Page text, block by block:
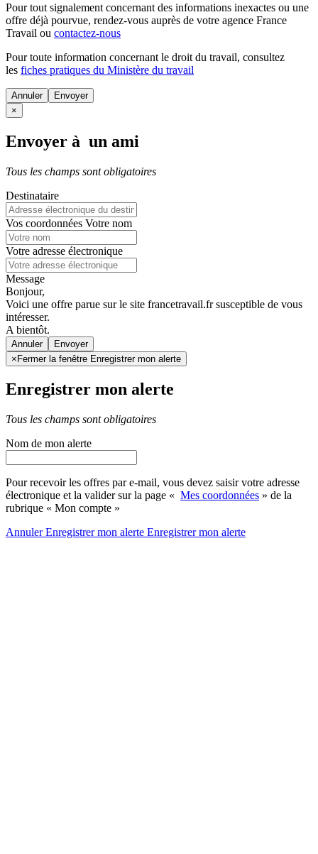
Pour tout signalement concernant des informations inexactes ou une
offre déjà pourvue, rendez-vous auprès de votre agence France
Travail ou contactez-nous
Pour toute information concernant le droit du travail, consultez
les fiches pratiques du Ministère du travail
Annuler
×
Envoyer à un ami
Tous les champs sont obligatoires
Destinataire
Vos coordonnées Votre nom
Votre adresse électronique
Message
Bonjour,
Voici une offre parue sur le site francetravail.fr susceptible de vous
intéresser.
A bientôt.
Annuler
×Fermer la fenêtre Enregistrer mon alerte
Enregistrer mon alerte
Tous les champs sont obligatoires
Nom de mon alerte
Pour recevoir les offres par e-mail, vous devez saisir votre adresse
électronique et la valider sur la page « Mes coordonnées » de la
rubrique « Mon compte »
AnnulerEnregistrer mon alerte Enregistrermon alerte